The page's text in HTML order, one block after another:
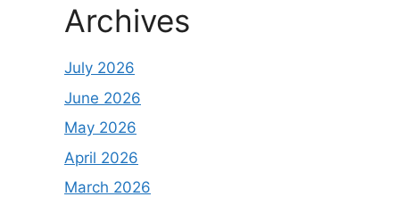
Archives
July 2026
June 2026
May 2026
April 2026
March 2026